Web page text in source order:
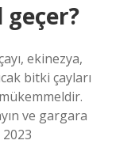
geçer?
ekinezya,
bitki çayları
ve gargara